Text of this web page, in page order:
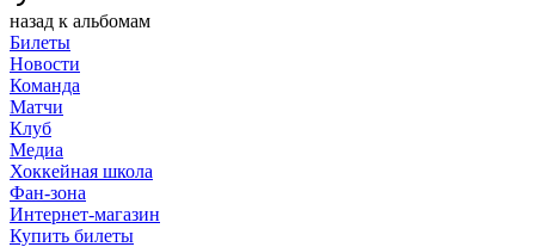
назад к альбомам
Билеты
Новости
Команда
Матчи
Клуб
Медиа
Хоккейная школа
Фан-зона
Интернет-магазин
Купить билеты